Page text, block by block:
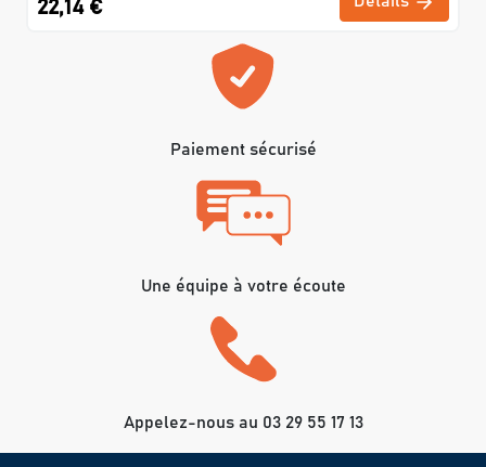
22,14 €
Paiement sécurisé
Une équipe à votre écoute
Appelez-nous au 03 29 55 17 13